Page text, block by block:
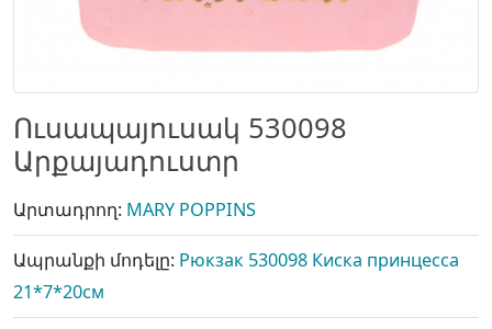
Ուսապայուսակ 530098
Արքայադուստր
Արտադրող: MARY POPPINS
Ապրանքի մոդելը: Рюкзак 530098 Киска принцесса
21*7*20см